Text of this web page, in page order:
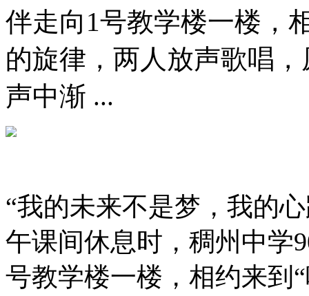
伴走向1号教学楼一楼，
的旋律，两人放声歌唱
声中渐 ...
“我的未来不是梦，我的
午课间休息时，稠州中学
号教学楼一楼，相约来到